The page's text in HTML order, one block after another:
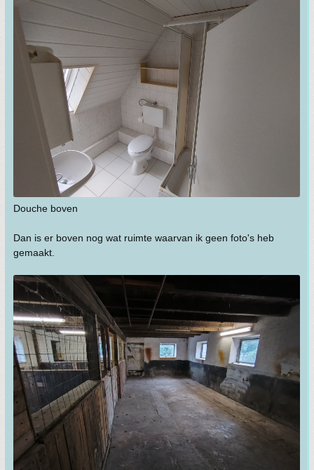
Douche boven
Dan is er boven nog wat ruimte waarvan ik geen foto's heb
gemaakt.